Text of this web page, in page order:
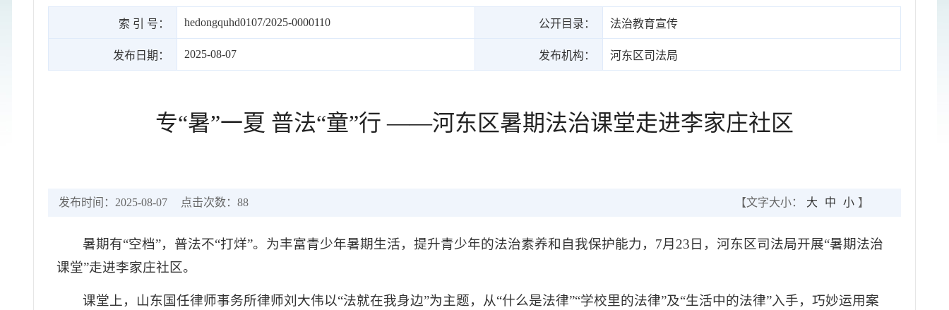
索 引 号： hedongquhd0107/2025-0000110 公开目录： 法治教育宣传
发布日期： 2025-08-07 发布机构： 河东区司法局
专“暑”一夏 普法“童”行 ——河东区暑期法治课堂走进李家庄社区
发布时间：2025-08-07 点击次数： 88 【文字大小： 大 中 小 】
暑期有“空档”，普法不“打烊”。为丰富青少年暑期生活，提升青少年的法治素养和自我保护能力，7月23日，河东区司法局开展“暑期法治
课堂”走进李家庄社区。
课堂上，山东国任律师事务所律师刘大伟以“法就在我身边”为主题，从“什么是法律”“学校里的法律”及“生活中的法律”入手，巧妙运用案